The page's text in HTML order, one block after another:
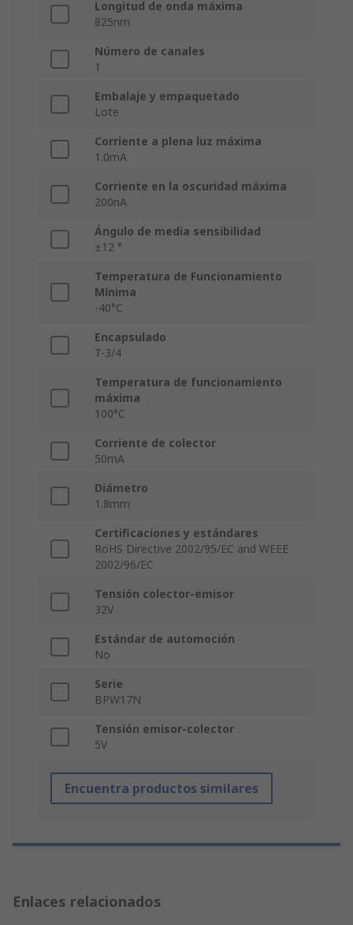
Longitud de onda máxima
825nm
Número de canales
1
Embalaje y empaquetado
Lote
Corriente a plena luz máxima
1.0mA
Corriente en la oscuridad máxima
200nA
Ángulo de media sensibilidad
±12 °
Temperatura de Funcionamiento
Mínima
-40°C
Encapsulado
T-3/4
Temperatura de funcionamiento
máxima
100°C
Corriente de colector
50mA
Diámetro
1.8mm
Certificaciones y estándares
RoHS Directive 2002/95/EC and WEEE
2002/96/EC
Tensión colector-emisor
32V
Estándar de automoción
No
Serie
BPW17N
Tensión emisor-colector
5V
Encuentra productos similares
Enlaces relacionados